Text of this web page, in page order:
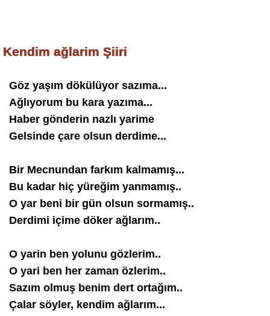
Kendim ağlarim Şiiri
Göz yaşım dökülüyor sazıma...
Ağlıyorum bu kara yazıma...
Haber gönderin nazlı yarime
Gelsinde çare olsun derdime...
Bir Mecnundan farkım kalmamış...
Bu kadar hiç yüreğim yanmamış..
O yar beni bir gün olsun sormamış..
Derdimi içime döker ağlarım..
O yarin ben yolunu gözlerim..
O yari ben her zaman özlerim..
Sazım olmuş benim dert ortağım..
Çalar söyler, kendim ağlarım...